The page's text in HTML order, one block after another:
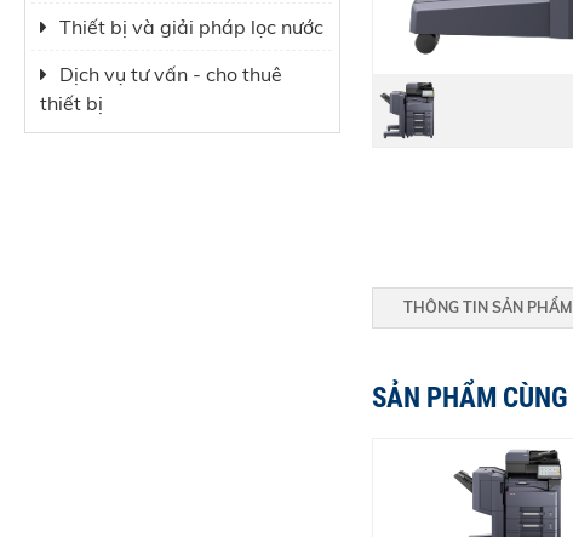
Thiết bị và giải pháp lọc nước
Dịch vụ tư vấn - cho thuê
thiết bị
THÔNG TIN SẢN PHẨM
SẢN PHẨM